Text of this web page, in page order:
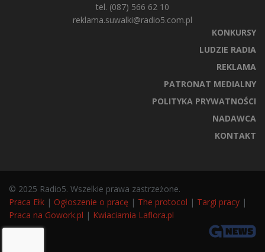
tel. (087) 566 62 10
reklama.suwalki@radio5.com.pl
KONKURSY
LUDZIE RADIA
REKLAMA
PATRONAT MEDIALNY
POLITYKA PRYWATNOŚCI
NADAWCA
KONTAKT
© 2025 Radio5. Wszelkie prawa zastrzeżone.
Praca Ełk | Ogłoszenie o pracę | The protocol | Targi pracy |
Praca na Gowork.pl | Kwiaciarnia Laflora.pl